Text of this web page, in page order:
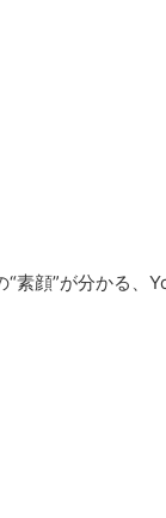
素顔”が分かる、